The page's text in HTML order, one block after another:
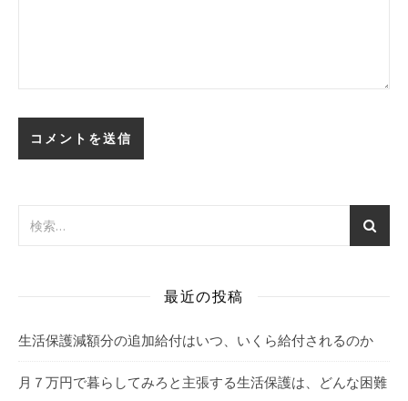
最近の投稿
生活保護減額分の追加給付はいつ、いくら給付されるのか
月７万円で暮らしてみろと主張する生活保護は、どんな困難